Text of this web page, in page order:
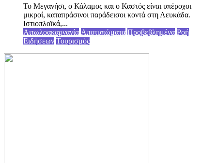
Το Μεγανήσι, ο Κάλαμος και ο Καστός είναι υπέροχοι
μικροί, καταπράσινοι παράδεισοι κοντά στη Λευκάδα.
Ιστιοπλοϊκά,...
Αιτωλοακαρνανία Αποτυπώματα Προβεβλημένα Ροή
Ειδήσεων Τουρισμός